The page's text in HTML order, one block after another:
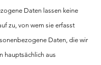
Daten lassen keine
zu, von wem sie erfasst
Daten, die wir
hauptsächlich aus